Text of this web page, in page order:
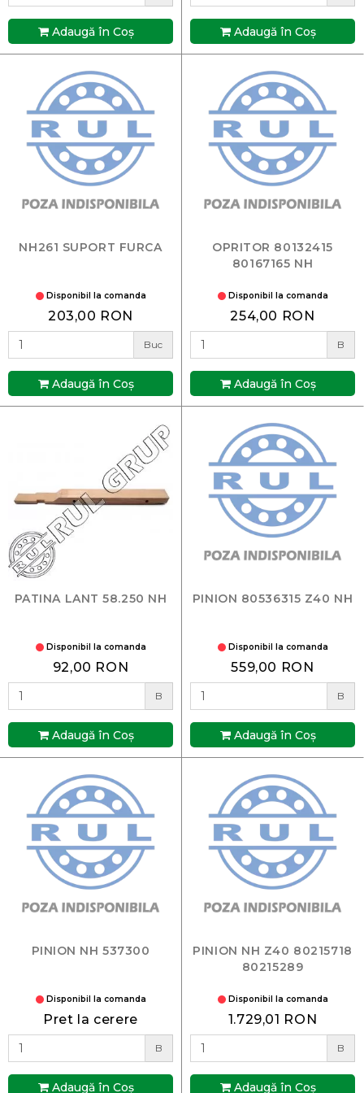
Adaugă în Coş Adaugă în Coş
NH261 SUPORT FURCA
Disponibil la comanda
203,00 RON
Buc
Adaugă în Coş
OPRITOR 80132415
80167165 NH
Disponibil la comanda
254,00 RON
B
Adaugă în Coş
PATINA LANT 58.250 NH
Disponibil la comanda
92,00 RON
B
Adaugă în Coş
PINION 80536315 Z40 NH
Disponibil la comanda
559,00 RON
B
Adaugă în Coş
PINION NH 537300
Disponibil la comanda
Pret la cerere
B
Adaugă în Coş
PINION NH Z40 80215718
80215289
Disponibil la comanda
1.729,01 RON
B
Adaugă în Coş